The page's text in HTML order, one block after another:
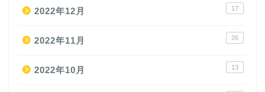
2022年12月 17
2022年11月 26
2022年10月 13